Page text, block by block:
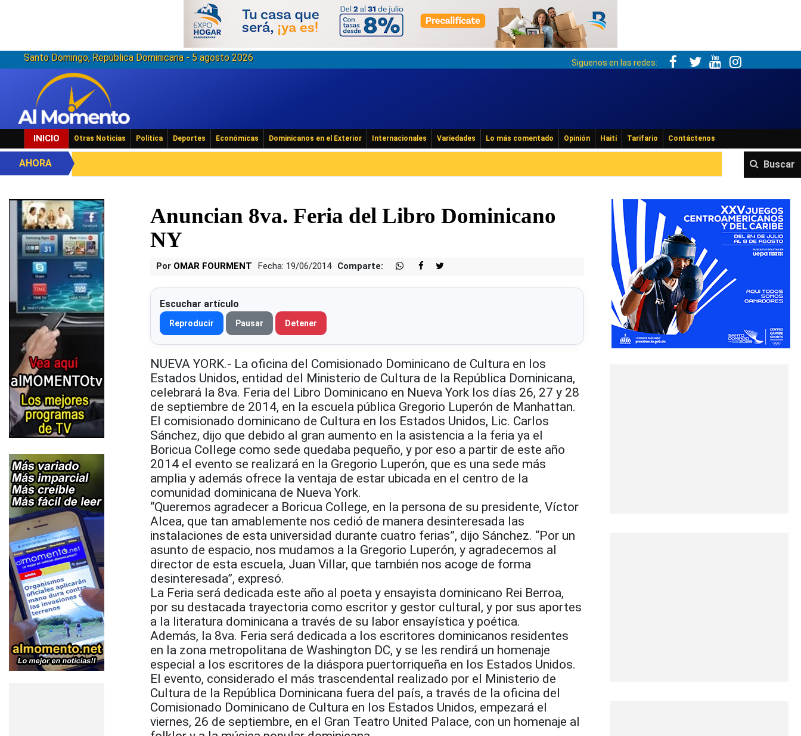
Santo Domingo, República Dominicana - 5 agosto 2026 Siguenos en las redes:
INICIO Otras Noticias Política Deportes Económicas Dominicanos en el Exterior Internacionales Variedades Lo más comentado Opinión Haití Tarifario Contáctenos
Buscar
AHORA
Anuncian 8va. Feria del Libro Dominicano
NY
Por OMAR FOURMENT Fecha: 19/06/2014 Comparte:
Escuchar artículo
Reproducir Pausar Detener
NUEVA YORK.- La oficina del Comisionado Dominicano de Cultura en los
Estados Unidos, entidad del Ministerio de Cultura de la República Dominicana,
celebrará la 8va. Feria del Libro Dominicano en Nueva York los días 26, 27 y 28
de septiembre de 2014, en la escuela pública Gregorio Luperón de Manhattan.
El comisionado dominicano de Cultura en los Estados Unidos, Lic. Carlos
Sánchez, dijo que debido al gran aumento en la asistencia a la feria ya el
Boricua College como sede quedaba pequeño, y por eso a partir de este año
2014 el evento se realizará en la Gregorio Luperón, que es una sede más
amplia y además ofrece la ventaja de estar ubicada en el centro de la
comunidad dominicana de Nueva York.
“Queremos agradecer a Boricua College, en la persona de su presidente, Víctor
Alcea, que tan amablemente nos cedió de manera desinteresada las
instalaciones de esta universidad durante cuatro ferias”, dijo Sánchez. “Por un
asunto de espacio, nos mudamos a la Gregorio Luperón, y agradecemos al
director de esta escuela, Juan Villar, que también nos acoge de forma
desinteresada”, expresó.
La Feria será dedicada este año al poeta y ensayista dominicano Rei Berroa,
por su destacada trayectoria como escritor y gestor cultural, y por sus aportes
a la literatura dominicana a través de su labor ensayística y poética.
Además, la 8va. Feria será dedicada a los escritores dominicanos residentes
en la zona metropolitana de Washington DC, y se les rendirá un homenaje
especial a los escritores de la diáspora puertorriqueña en los Estados Unidos.
El evento, considerado el más trascendental realizado por el Ministerio de
Cultura de la República Dominicana fuera del país, a través de la oficina del
Comisionado Dominicano de Cultura en los Estados Unidos, empezará el
viernes, 26 de septiembre, en el Gran Teatro United Palace, con un homenaje al